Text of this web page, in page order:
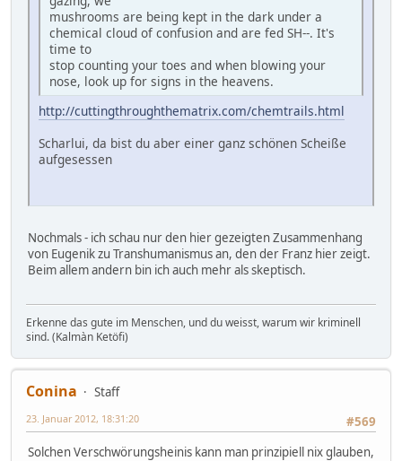
mushrooms are being kept in the dark under a
chemical cloud of confusion and are fed SH--. It's
time to
stop counting your toes and when blowing your
nose, look up for signs in the heavens.
http://cuttingthroughthematrix.com/chemtrails.html
Scharlui, da bist du aber einer ganz schönen Scheiße
aufgesessen
Nochmals - ich schau nur den hier gezeigten Zusammenhang
von Eugenik zu Transhumanismus an, den der Franz hier zeigt.
Beim allem andern bin ich auch mehr als skeptisch.
Erkenne das gute im Menschen, und du weisst, warum wir kriminell
sind. (Kalmàn Ketöfi)
Conina
Staff
#569
23. Januar 2012, 18:31:20
Solchen Verschwörungsheinis kann man prinzipiell nix glauben,